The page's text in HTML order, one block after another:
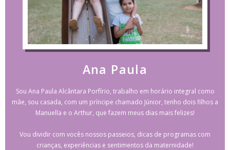
Ana Paula
Sou Ana Paula Alcântara Porfírio, trabalho em horário integral como
mãe, sou casada, com um príncipe chamado Júnior, tenho dois filhos a
Manuella e o Arthur, que fazem meus dias mais felizes!
Vou dividir com vocês nossos passeios, dicas de programas com
crianças, experiências e sentimentos da maternidade!